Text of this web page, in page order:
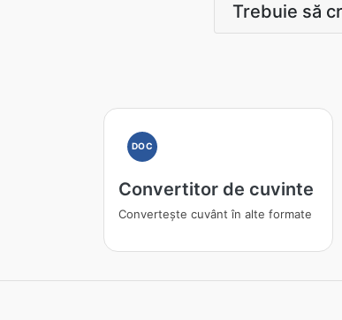
Trebuie să
DOC
Convertitor de cuvinte
Convertește cuvânt în alte formate